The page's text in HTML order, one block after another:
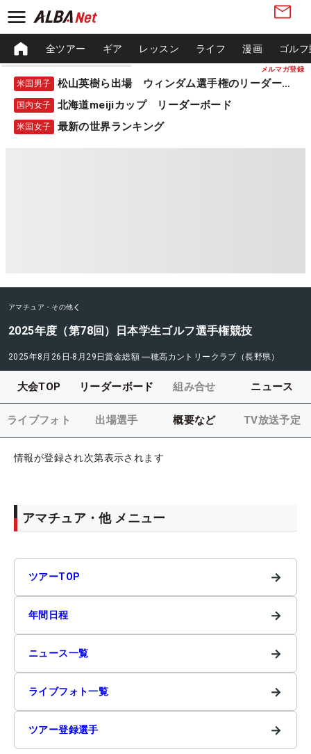
メルマガ登録
全ツアー ギア レッスン ライフ 漫画 ゴル
米国男子 松山英樹ら出場 ウィンダム選手権のリーダーボード
国内女子 北海道meijiカップ リーダーボード
米国女子 最新の世界ランキング
アマチュア・その他
2025年度（第78回）日本学生ゴルフ選手権競技
2025年8月26日-8月29日賞金総額 ―穂高カントリークラブ（長野県）
大会TOP リーダーボード 組み合せ ニュース
ライブフォト 出場選手 概要など TV放送予定
情報が登録され次第表示されます
アマチュア・他 メニュー
ツアーTOP →
年間日程 →
ニュース一覧 →
ライブフォト一覧 →
ツアー登録選手 →